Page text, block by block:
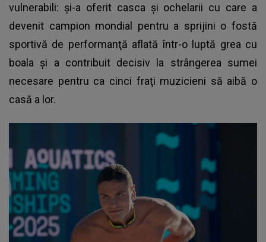
vulnerabili: şi-a oferit casca şi ochelarii cu care a
devenit campion mondial pentru a sprijini o fostă
sportivă de performanţă aflată într-o luptă grea cu
boala şi a contribuit decisiv la strângerea sumei
necesare pentru ca cinci fraţi muzicieni să aibă o
casă a lor.